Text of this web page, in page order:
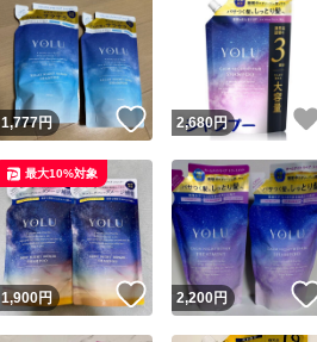
1,777円 いいね！
2,680円
1,900円 いいね！
最大10%対象
2,200円